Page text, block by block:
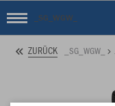
_SG_WGW_
ZURÜCK _SG_WGW_